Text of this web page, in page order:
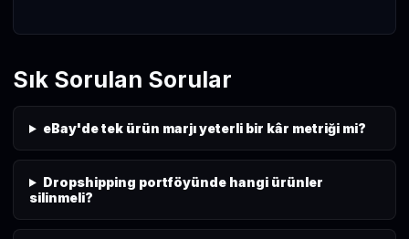
Sık Sorulan Sorular
eBay'de tek ürün marjı yeterli bir kâr metriği mi?
Dropshipping portföyünde hangi ürünler
silinmeli?